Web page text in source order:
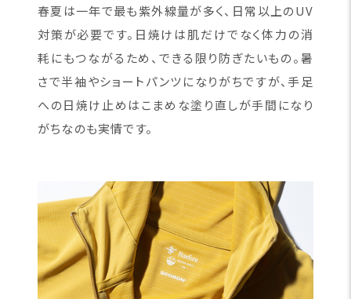
春夏は一年で最も紫外線量が多く、日常以上のUV
対策が必要です。日焼けは肌だけでなく体力の消
耗にもつながるため、できる限り防ぎたいもの。暑
さで半袖やショートパンツになりがちですが、手足
への日焼け止めはこまめな塗り直しが手間になり
がちなのも実情です。